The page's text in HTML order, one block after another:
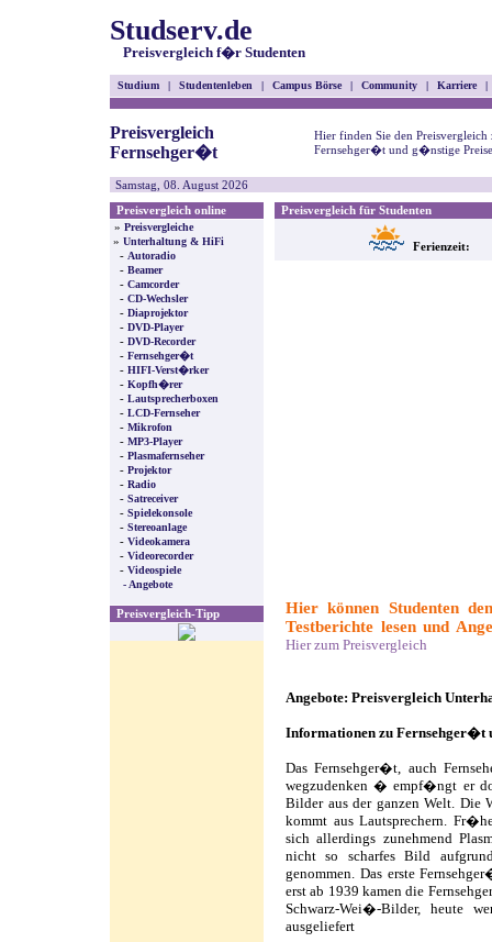
Studserv.de
Preisvergleich f�r Studenten
Studium | Studentenleben | Campus Börse | Community | Karriere |
Preisvergleich
Fernsehger�t
Hier finden Sie den Preisvergleich
Fernsehger�t und g�nstige
Samstag, 08. August 2026
Preisvergleich online
» Preisvergleiche
» Unterhaltung & HiFi
- Autoradio
- Beamer
- Camcorder
- CD-Wechsler
- Diaprojektor
- DVD-Player
- DVD-Recorder
- Fernsehger�t
- HIFI-Verst�rker
- Kopfh�rer
- Lautsprecherboxen
- LCD-Fernseher
- Mikrofon
- MP3-Player
- Plasmafernseher
- Projektor
- Radio
- Satreceiver
- Spielekonsole
- Stereoanlage
- Videokamera
- Videorecorder
- Videospiele
- Angebote
Preisvergleich-Tipp
Preisvergleich für Studenten
Ferienzeit:
Hier können Studenten
Testberichte lesen und
Hier zum Preisvergleich
Angebote: Preisvergleich
Informationen zu Fernsehger�t
Das Fernsehger�t, auch
wegzudenken � empf�ngt er
Bilder aus der ganzen Welt. Die
kommt aus Lautsprechern.
sich allerdings zunehmend
nicht so scharfes Bild
genommen. Das erste
erst ab 1939 kamen die
Schwarz-Wei�-Bilder, heute
ausgeliefert